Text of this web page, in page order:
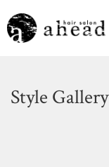
Style Gallery